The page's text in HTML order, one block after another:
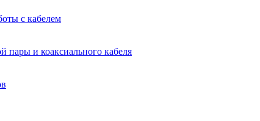
с кабелем
пары и коаксиального кабеля